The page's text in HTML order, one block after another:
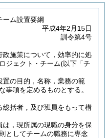
ーム設置要綱
平成4年2月15日
訓令第4号
施策について，効率的に処
ジェクト・チーム(以下「チ
の目的，名称，業務の範
事項を定めるものとする。
括者，及び班員をもって構
は，現所属の現職の身分を保
としてチームの職務に専念